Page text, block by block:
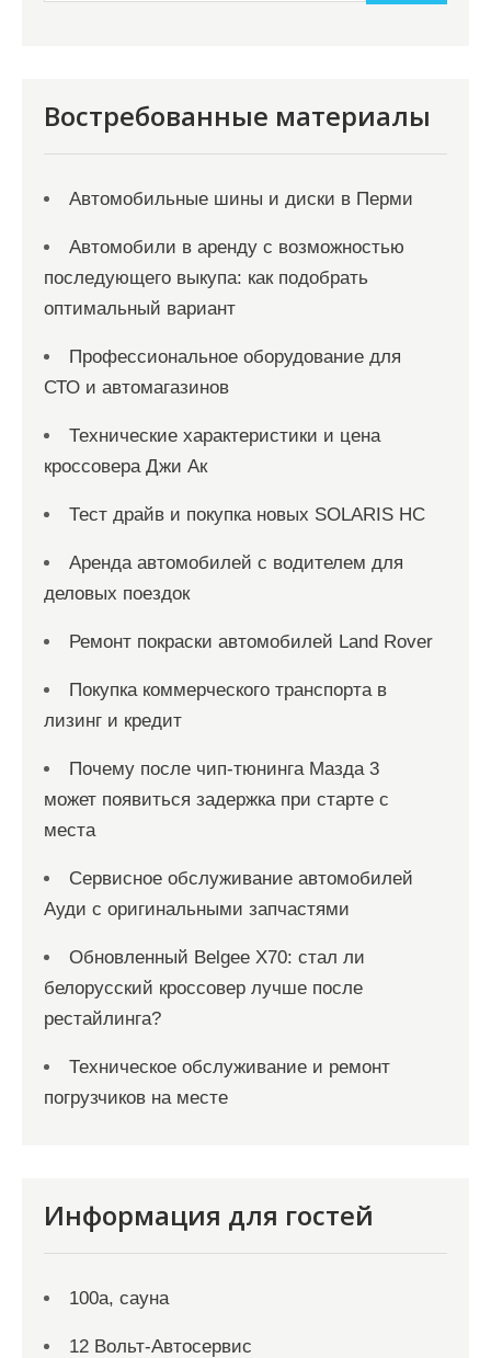
Востребованные материалы
Автомобильные шины и диски в Перми
Автомобили в аренду с возможностью
последующего выкупа: как подобрать
оптимальный вариант
Профессиональное оборудование для
СТО и автомагазинов
Технические характеристики и цена
кроссовера Джи Ак
Тест драйв и покупка новых SOLARIS HC
Аренда автомобилей с водителем для
деловых поездок
Ремонт покраски автомобилей Land Rover
Покупка коммерческого транспорта в
лизинг и кредит
Почему после чип-тюнинга Мазда 3
может появиться задержка при старте с
места
Сервисное обслуживание автомобилей
Ауди с оригинальными запчастями
Обновленный Belgee X70: стал ли
белорусский кроссовер лучше после
рестайлинга?
Техническое обслуживание и ремонт
погрузчиков на месте
Информация для гостей
100а, сауна
12 Вольт-Автосервис